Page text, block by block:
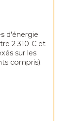
d'énergie
2 310 € et
sur les
compris).